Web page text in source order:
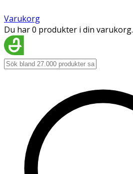
Varukorg
Du har 0 produkter i din varukorg.